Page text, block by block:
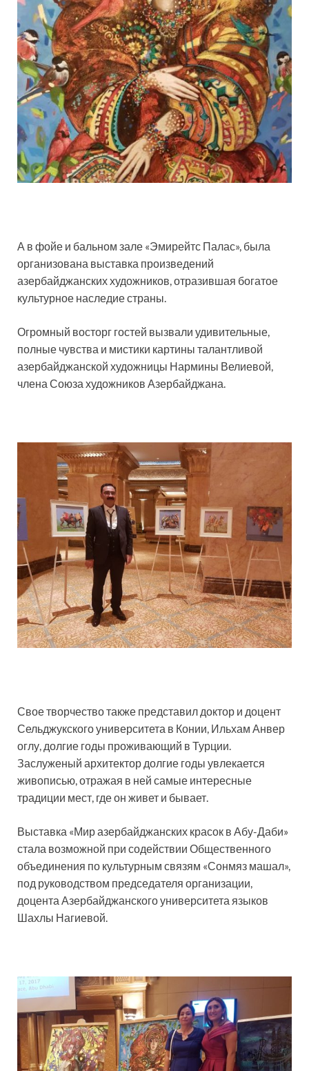
А в фойе и бальном зале «Эмирейтс Палас», была
организована выставка произведений
азербайджанских художников, отразившая богатое
культурное наследие страны.
Огромный восторг гостей вызвали удивительные,
полные чувства и мистики картины талантливой
азербайджанской художницы Нармины Велиевой,
члена Союза художников Азербайджана.
Свое творчество также представил доктор и доцент
Сельджукского университета в Конии, Ильхам Анвер
оглу, долгие годы проживающий в Турции.
Заслуженый архитектор долгие годы увлекается
живописью, отражая в ней самые интересные
традиции мест, где он живет и бывает.
Выставка «Мир азербайджанских красок в Абу-Даби»
стала возможной при содействии Общественного
объединения по культурным связям «Сонмяз машал»,
под руководством председателя организации,
доцента Азербайджанского университета языков
Шахлы Нагиевой.